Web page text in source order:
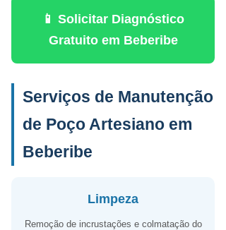
📱 Solicitar Diagnóstico
Gratuito em Beberibe
Serviços de Manutenção
de Poço Artesiano em
Beberibe
Limpeza
Remoção de incrustações e colmatação do